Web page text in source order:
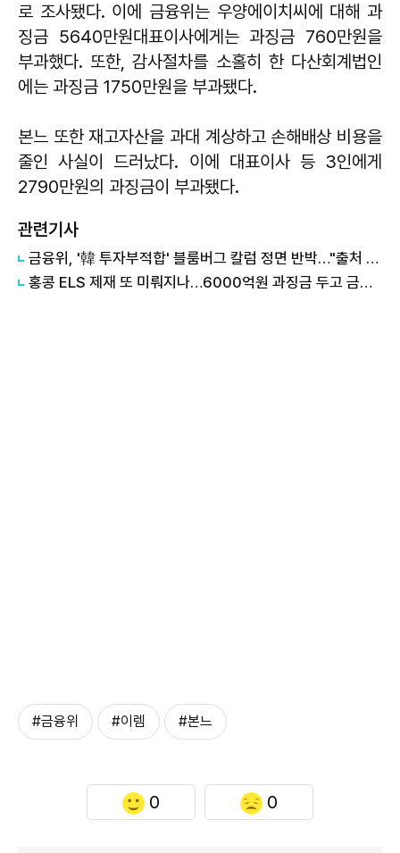
로 조사됐다. 이에 금융위는 우양에이치씨에 대해 과
징금 5640만원대표이사에게는 과징금 760만원을
부과했다. 또한, 감사절차를 소홀히 한 다산회계법인
에는 과징금 1750만원을 부과됐다.
본느 또한 재고자산을 과대 계상하고 손해배상 비용을
줄인 사실이 드러났다. 이에 대표이사 등 3인에게
2790만원의 과징금이 부과됐다.
관련기사
금융위, '韓 투자부적합' 블룸버그 칼럼 정면 반박…"출처 불명 통계 인용"
홍콩 ELS 제재 또 미뤄지나…6000억원 과징금 두고 금융위 고심
#금융위 #이렘 #본느
0 0